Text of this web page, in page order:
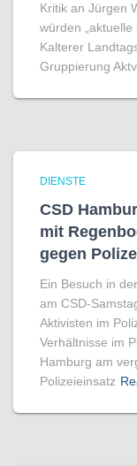
Kritik an Jürgen
würden
Kalterer
Gruppierung
DIENSTE
CSD
mit
gegen
Ein Besuch in
am CSD-
Aktivisten im
Verhältnisse im
Hamburg am
Polizeieinsatz